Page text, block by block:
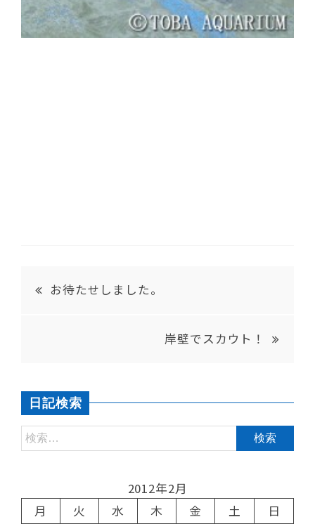
お待たせしました。
岸壁でスカウト！
日記検索
2012年2月
月
火 水 木 金 土
日